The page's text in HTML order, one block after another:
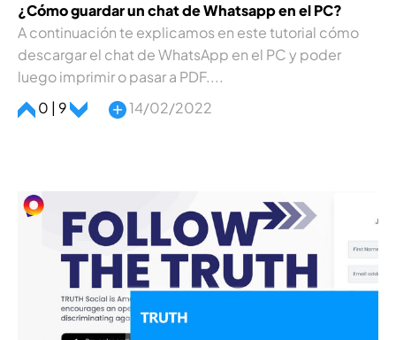
¿Cómo guardar un chat de Whatsapp en el PC?
A continuación te explicamos en este tutorial cómo
descargar el chat de WhatsApp en el PC y poder
luego imprimir o pasar a PDF....
0 | 9
14/02/2022